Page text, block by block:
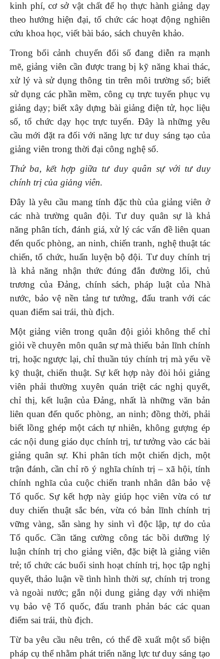
kinh phí, cơ sở vật chất để họ thực hành giảng dạy
theo hướng hiện đại, tổ chức các hoạt động nghiên
cứu khoa học, viết bài báo, sách chuyên khảo.
Trong bối cảnh chuyển đổi số đang diễn ra mạnh
mẽ, giảng viên cần được trang bị kỹ năng khai thác,
xử lý và sử dụng thông tin trên môi trường số; biết
sử dụng các phần mềm, công cụ trực tuyến phục vụ
giảng dạy; biết xây dựng bài giảng điện tử, học liệu
số, tổ chức dạy học trực tuyến. Đây là những yêu
cầu mới đặt ra đối với năng lực tư duy sáng tạo của
giảng viên trong thời đại công nghệ số.
Thứ ba,kết hợp giữa tư duy quân sự với tư duy
chính trị của giảng viên.
Đây là yêu cầu mang tính đặc thù của giảng viên ở
các nhà trường quân đội. Tư duy quân sự là khả
năng phân tích, đánh giá, xử lý các vấn đề liên quan
đến quốc phòng, an ninh, chiến tranh, nghệ thuật tác
chiến, tổ chức, huấn luyện bộ đội. Tư duy chính trị
là khả năng nhận thức đúng đắn đường lối, chủ
trương của Đảng, chính sách, pháp luật của Nhà
nước, bảo vệ nền tảng tư tưởng, đấu tranh với các
quan điểm sai trái, thù địch.
Một giảng viên trong quân đội giỏi không thể chỉ
giỏi về chuyên môn quân sự mà thiếu bản lĩnh chính
trị, hoặc ngược lại, chỉ thuần túy chính trị mà yếu về
kỹ thuật, chiến thuật. Sự kết hợp này đòi hỏi giảng
viên phải thường xuyên quán triệt các nghị quyết,
chỉ thị, kết luận của Đảng, nhất là những văn bản
liên quan đến quốc phòng, an ninh; đồng thời, phải
biết lồng ghép một cách tự nhiên, không gượng ép
các nội dung giáo dục chính trị, tư tưởng vào các bài
giảng quân sự. Khi phân tích một chiến dịch, một
trận đánh, cần chỉ rõ ý nghĩa chính trị – xã hội, tính
chính nghĩa của cuộc chiến tranh nhân dân bảo vệ
Tổ quốc. Sự kết hợp này giúp học viên vừa có tư
duy chiến thuật sắc bén, vừa có bản lĩnh chính trị
vững vàng, sẵn sàng hy sinh vì độc lập, tự do của
Tổ quốc. Cần tăng cường công tác bồi dưỡng lý
luận chính trị cho giảng viên, đặc biệt là giảng viên
trẻ; tổ chức các buổi sinh hoạt chính trị, học tập nghị
quyết, thảo luận về tình hình thời sự, chính trị trong
và ngoài nước; gắn nội dung giảng dạy với nhiệm
vụ bảo vệ Tổ quốc, đấu tranh phản bác các quan
điểm sai trái, thù địch.
Từ ba yêu cầu nêu trên, có thể đề xuất một số biện
pháp cụ thể nhằm phát triển năng lực tư duy sáng tạo